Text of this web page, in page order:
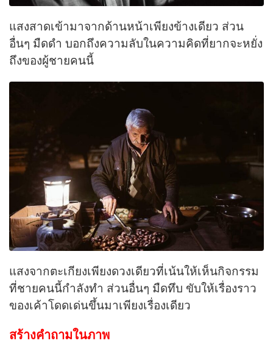
แสงสาดเข้ามาจากด้านหน้าเพียงข้างเดียว ส่วน
อื่นๆ มืดดำ บอกถึงความลับในความคิดที่ยากจะหยั่ง
ถึงของผู้ชายคนนี้
แสงจากตะเกียงเพียงดวงเดียวที่เน้นให้เห็นกิจกรรม
ที่ชายคนนี้กำลังทำ ส่วนอื่นๆ มืดทึบ ขับให้เรื่องราว
ของเค้าโดดเด่นขึ้นมาเพียงเรื่องเดียว
สร้างคำถามในภาพ